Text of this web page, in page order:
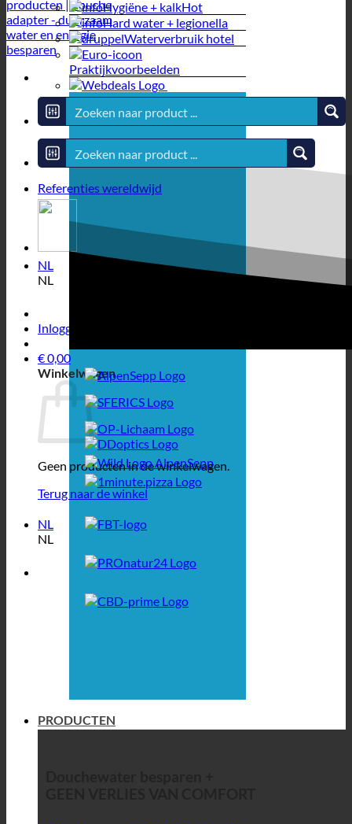
Referenties wereldwijd
NL
NL
Inloggen / Registreren
€0,00
Winkelwagen
Geen producten in de winkelwagen.
Terug naar de winkel
NL
NL
Hygiëne + kalk
Hard water + legionella
Waterverbruik hotel
Praktijkvoorbeelden
PRODUCTEN